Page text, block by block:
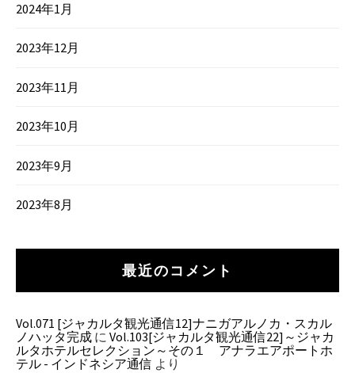
2024年1月
2023年12月
2023年11月
2023年10月
2023年9月
2023年8月
最近のコメント
Vol.071 [ジャカルタ観光通信12]ナニガアルノカ・スカル
ノハッタ完成 に Vol.103[ジャカルタ観光通信22]～ジャカ
ルタホテルセレクション～その１ アナラエアポートホ
テル - インドネシア通信 より